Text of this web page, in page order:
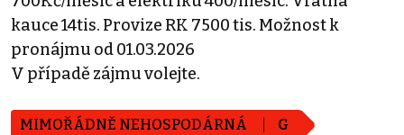
kauce 14tis. Provize RK 7500 tis. Možnost k
pronájmu od 01.03.2026
V případě zájmu volejte.
MIMOŘÁDNĚ NEHOSPODÁRNÁ G